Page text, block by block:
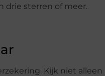
drie sterren of meer.
Kijk niet